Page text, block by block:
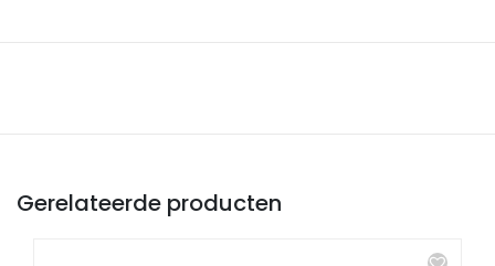
Gerelateerde producten